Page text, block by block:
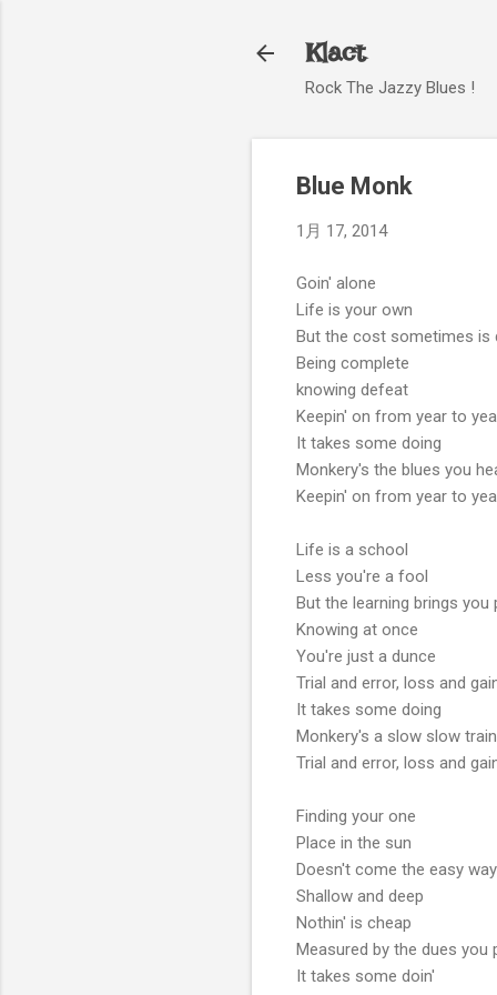
Klact
Rock The Jazzy Blues !
Blue Monk
1月 17, 2014
Goin' alone
Life is your own
But the cost sometimes is
Being complete
knowing defeat
Keepin' on from year to
It takes some doing
Monkery's the blues you
Keepin' on from year to
Life is a school
Less you're a fool
But the learning brings you
Knowing at once
You're just a dunce
Trial and error, loss and
It takes some doing
Monkery's a slow slow train
Trial and error, loss and
Finding your one
Place in the sun
Doesn't come the easy way
Shallow and deep
Nothin' is cheap
Measured by the dues you
It takes some doin'